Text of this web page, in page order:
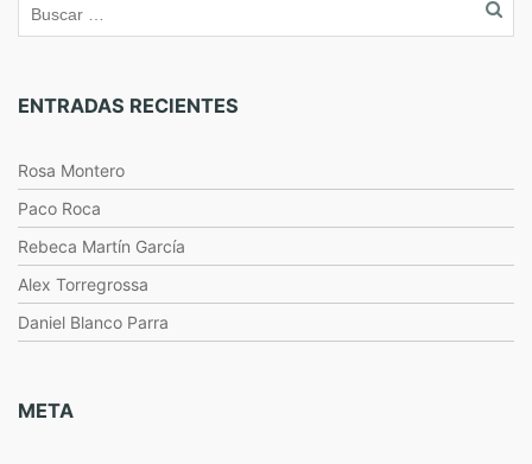
ENTRADAS RECIENTES
Rosa Montero
Paco Roca
Rebeca Martín García
Alex Torregrossa
Daniel Blanco Parra
META